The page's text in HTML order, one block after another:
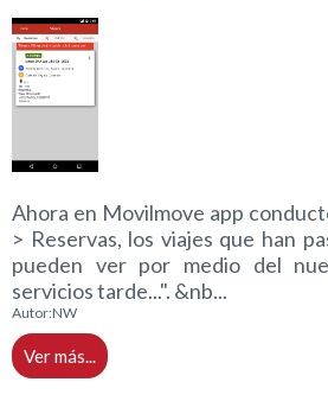
Ahora en Movilmove app
> Reservas, los viajes que han
pueden ver por medio del
servicios tarde...". &nb...
Autor:NW
Ver más...